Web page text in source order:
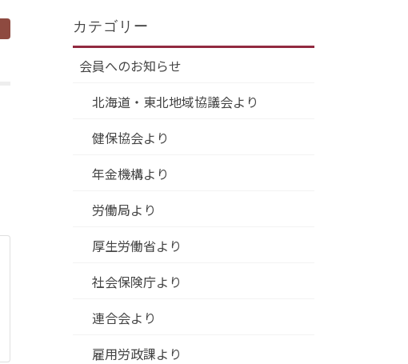
カテゴリー
会員へのお知らせ
北海道・東北地域協議会より
健保協会より
年金機構より
労働局より
厚生労働省より
社会保険庁より
連合会より
雇用労政課より